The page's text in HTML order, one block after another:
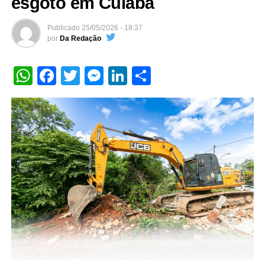
Publicado 25/05/2026 - 18:37
por Da Redação
WhatsApp
Facebook
TwitterMessenger
LinkedIn